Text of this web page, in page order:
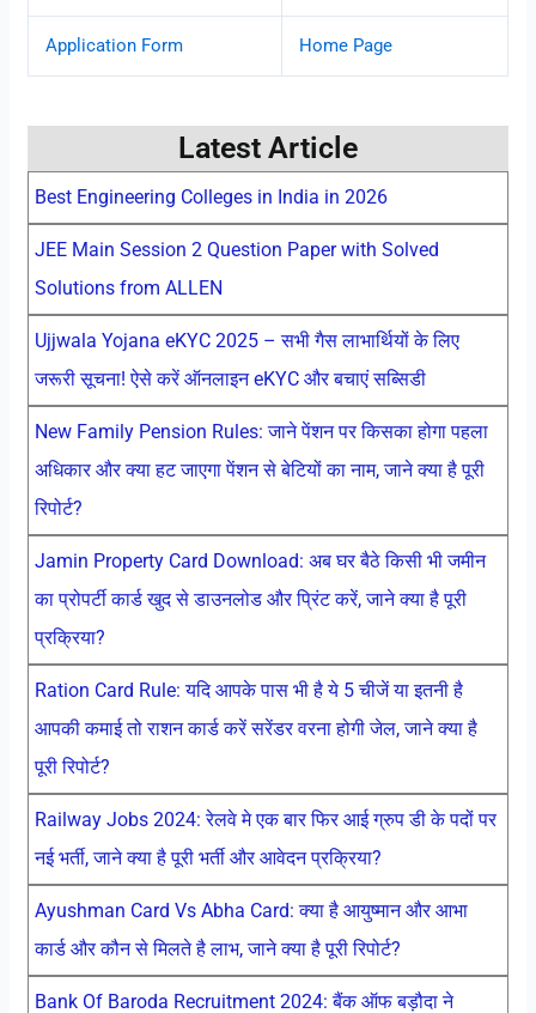
Application Form Home Page
Latest Article
Best Engineering Colleges in India in 2026
JEE Main Session 2 Question Paper with Solved
Solutions from ALLEN
Ujjwala Yojana eKYC 2025 – सभी गैस लाभार्थियों के लिए
जरूरी सूचना! ऐसे करें ऑनलाइन eKYC और बचाएं सब्सिडी
New Family Pension Rules: जाने पेंशन पर किसका होगा पहला
अधिकार और क्या हट जाएगा पेंशन से बेटियों का नाम, जाने क्या है पूरी
रिपोर्ट?
Jamin Property Card Download: अब घर बैठे किसी भी जमीन
का प्रोपर्टी कार्ड खुद से डाउनलोड और प्रिंट करें, जाने क्या है पूरी
प्रक्रिया?
Ration Card Rule: यदि आपके पास भी है ये 5 चीजें या इतनी है
आपकी कमाई तो राशन कार्ड करें सरेंडर वरना होगी जेल, जाने क्या है
पूरी रिपोर्ट?
Railway Jobs 2024: रेलवे मे एक बार फिर आई ग्रुप डी के पदों पर
नई भर्ती, जाने क्या है पूरी भर्ती और आवेदन प्रक्रिया?
Ayushman Card Vs Abha Card: क्या है आयुष्मान और आभा
कार्ड और कौन से मिलते है लाभ, जाने क्या है पूरी रिपोर्ट?
Bank Of Baroda Recruitment 2024: बैंक ऑफ बड़ौदा ने